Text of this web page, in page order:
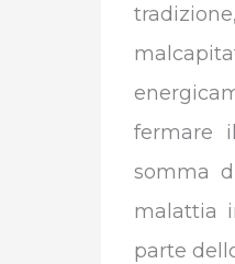
fermare
somma
malattia
parte